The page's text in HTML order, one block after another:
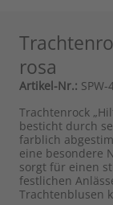
rosa
Artikel-Nr.:
Trachtenrock
besticht durch
farblich
eine besondere
sorgt für einen
festlichen
Trachtenblusen